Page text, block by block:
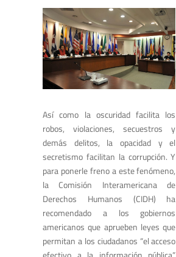
Así como la oscuridad facilita los
robos, violaciones, secuestros y
demás delitos, la opacidad y el
secretismo facilitan la corrupción. Y
para ponerle freno a este fenómeno,
la Comisión Interamericana de
Derechos Humanos (CIDH) ha
recomendado a los gobiernos
americanos que aprueben leyes que
permitan a los ciudadanos “el acceso